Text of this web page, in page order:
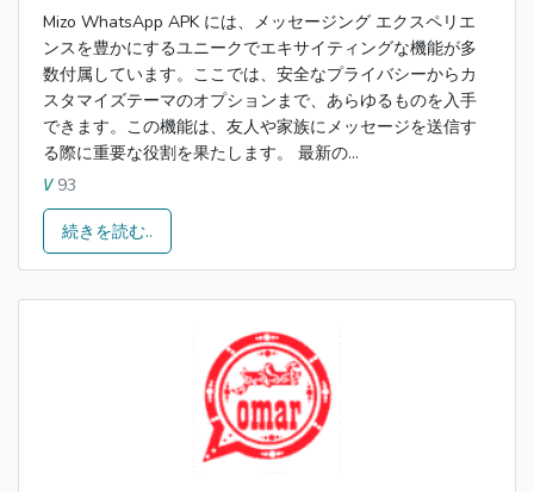
Mizo WhatsApp APK には、メッセージング エクスペリエ
ンスを豊かにするユニークでエキサイティングな機能が多
数付属しています。ここでは、安全なプライバシーからカ
スタマイズテーマのオプションまで、あらゆるものを入手
できます。この機能は、友人や家族にメッセージを送信す
る際に重要な役割を果たします。 最新の...
V93
続きを読む..